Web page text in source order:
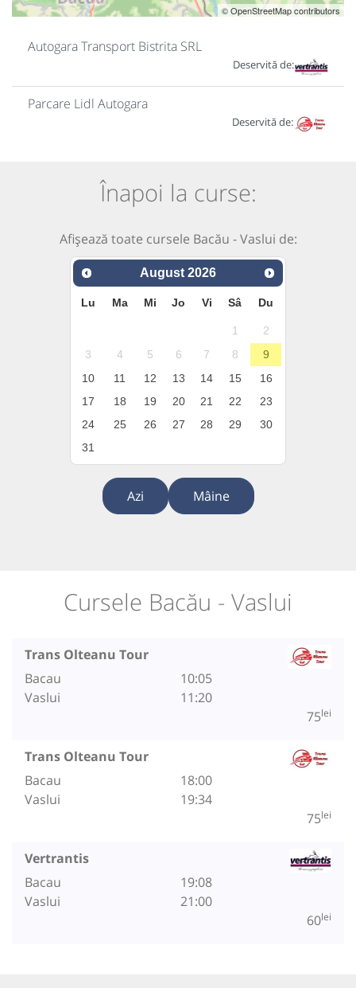
© OpenStreetMap contributors
Autogara Transport Bistrita SRL
Deservită de:
Parcare Lidl Autogara
Deservită de:
Înapoi la curse:
Afișează toate cursele Bacău - Vaslui de:
August 2026
Lu Ma Mi Jo Vi Sâ Du
1
2
3
4 5 6 7 8
9
10
11 12 13 14 15
16
17
18 19 20 21 22
23
24
25 26 27 28 29
30
31
Azi Mâine
Cursele Bacău - Vaslui
Trans Olteanu Tour
Bacau
Vaslui
10:05
11:20
75lei
Trans Olteanu Tour
Bacau
Vaslui
18:00
19:34
75lei
Vertrantis
Bacau
Vaslui
19:08
21:00
60lei